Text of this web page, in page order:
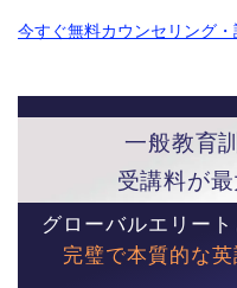
今すぐ無料カウンセリング・
一般教育
受講料が最
グローバルエリー
完璧で本質的な英